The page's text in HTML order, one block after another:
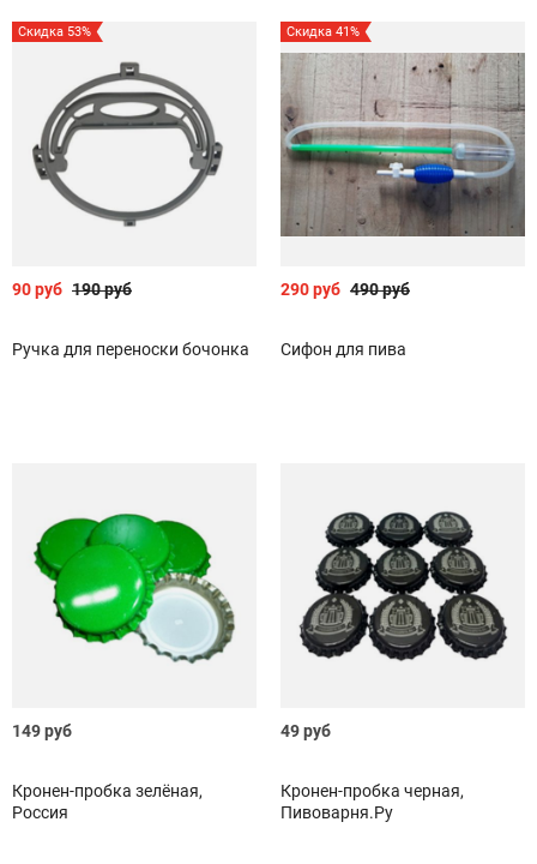
Скидка 53%
90 руб 190 руб
Ручка для переноски бочонка
Скидка 41%
290 руб 490 руб
Сифон для пива
149 руб
Кронен-пробка зелёная,
Россия
49 руб
Кронен-пробка черная,
Пивоварня.Ру